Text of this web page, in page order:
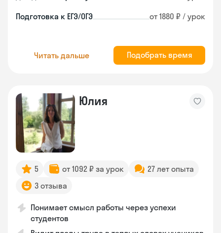
Подготовка к ЕГЭ/ОГЭ от 1880 ₽ / урок
Читать дальше Подобрать время
Юлия
5 от 1092 ₽ за урок
27 лет опыта
3 отзыва
Понимает смысл работы через успехи
студентов